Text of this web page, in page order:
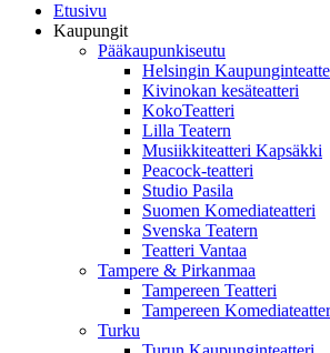
Etusivu
Kaupungit
Pääkaupunkiseutu
Helsingin
Kivinokan kesäteatteri
KokoTeatteri
Lilla Teatern
Musiikkiteatteri Kapsäkki
Peacock-teatteri
Studio Pasila
Suomen Komediateatteri
Svenska Teatern
Teatteri Vantaa
Tampere & Pirkanmaa
Tampereen Teatteri
Tampereen
Turku